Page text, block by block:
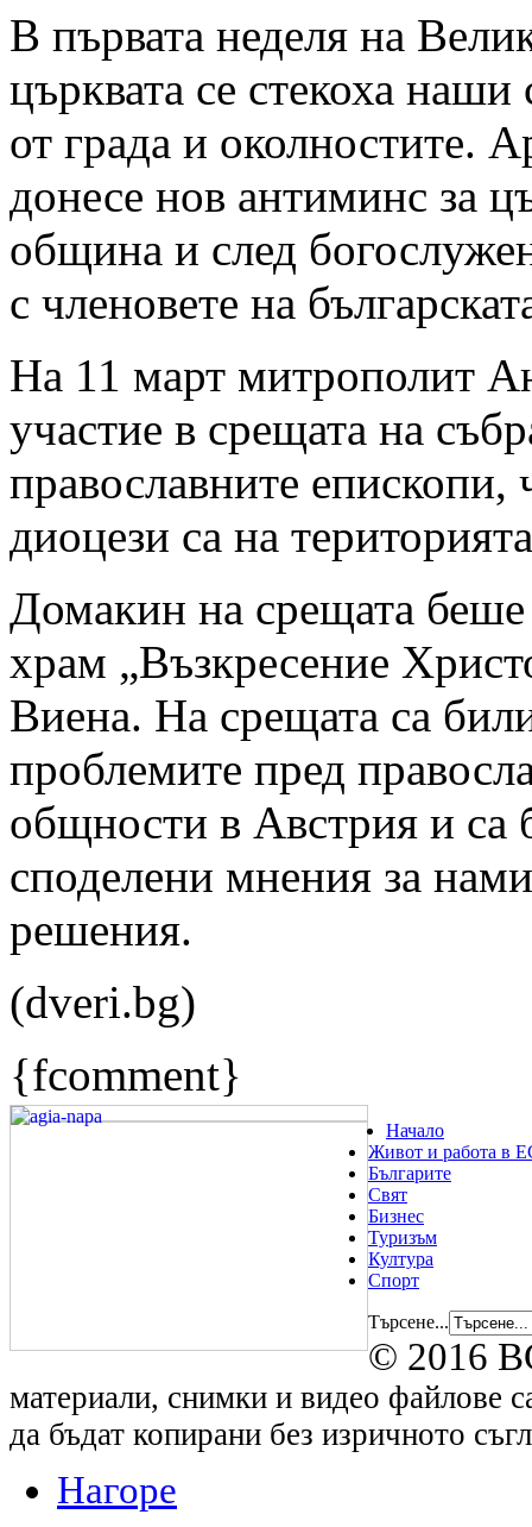
В първата неделя на
църквата се стекоха
от града и околностите.
донесе нов антиминс за
община и след
с членовете на
На 11 март митрополит
участие в срещата на
православните епископи,
диоцези са на
Домакин на срещата беше
храм „Възкресение
Виена. На срещата са
проблемите пред
общности в Австрия и са
споделени мнения за
решения.
(dveri.bg)
{fcomment}
Начало
Живот и работа в
Българите
Свят
Бизнес
Туризъм
Култура
Спорт
Търсене...
© 2016
материали, снимки и видео файлове
да бъдат копирани без изричното
Нагоре